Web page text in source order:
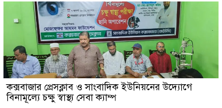
কক্সবাজার প্রেসক্লাব ও সাংবাদিক ইউনিয়নের উদ্যোগে
বিনামূল্যে চক্ষু স্বাস্থ্য সেবা ক্যাম্প